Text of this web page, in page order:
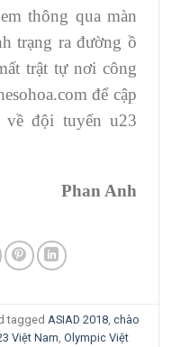
thông qua màn
trạng ra đường ồ
trật tự nơi công
để cập
về đội tuyển u23
Phan Anh
tagged ASIAD 2018 chào
Việt Nam Olympic Việt